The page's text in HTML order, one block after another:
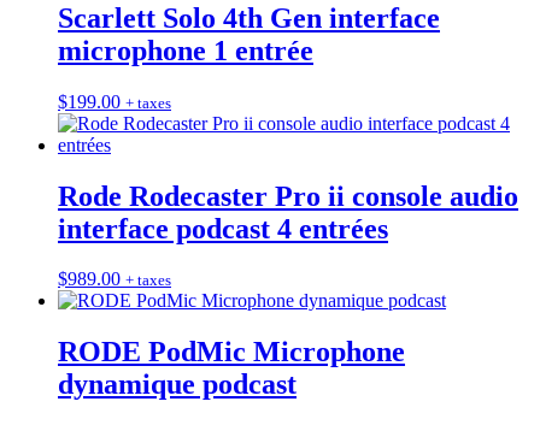
Scarlett Solo 4th Gen interface
microphone 1 entrée
$199.00 + taxes
Rode Rodecaster Pro ii console audio
interface podcast 4 entrées
$989.00 + taxes
RODE PodMic Microphone
dynamique podcast